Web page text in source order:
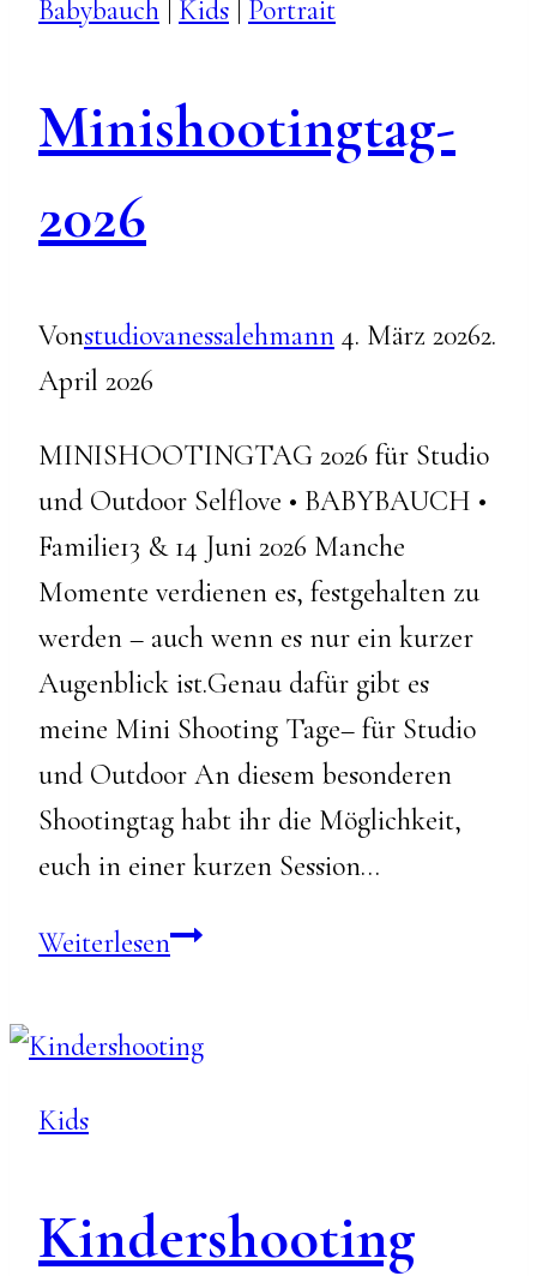
Babybauch Kids Portrait
Minishootingtag-
2026
Vonstudiovanessalehmann 4. März 20262.
April 2026
MINISHOOTINGTAG 2026 für Studio
und Outdoor Selflove • BABYBAUCH •
Familie13 & 14 Juni 2026 Manche
Momente verdienen es, festgehalten zu
werden – auch wenn es nur ein kurzer
Augenblick ist.Genau dafür gibt es
meine Mini Shooting Tage– für Studio
und Outdoor An diesem besonderen
Shootingtag habt ihr die Möglichkeit,
euch in einer kurzen Session…
WeiterlesenMinishootingtag-
Kids
Kindershooting